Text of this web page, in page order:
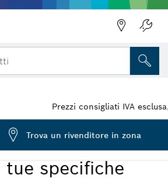
tue specifiche
Prezzi consigliati IVA
Trova un rivenditore in zona